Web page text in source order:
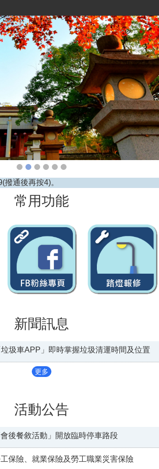
通後再按4)。
常用功能
新聞訊息
圾車APP」即時掌握垃圾清運時間及位置
更多
活動公告
後餐敘活動」開放臨時停車路段
保險、就業保險及勞工職業災害保險